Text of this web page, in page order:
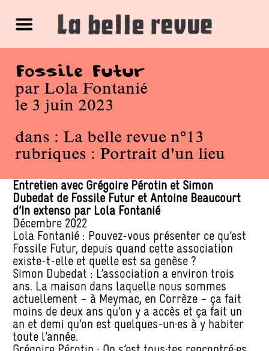
Fossile Futur
par Lola Fontanié
le 3 juin 2023
dans : La belle revue n°13
rubriques : Portrait d'un lieu
Entretien avec Grégoire Pérotin et Simon
Dubedat de Fossile Futur et Antoine Beaucourt
d’In extenso par Lola Fontanié
Décembre 2022
Lola Fontanié : Pouvez-vous présenter ce qu’est
Fossile Futur, depuis quand cette association
existe-t-elle et quelle est sa genèse ?
Simon Dubedat : L’association a environ trois
ans. La maison dans laquelle nous sommes
actuellement – à Meymac, en Corrèze – ça fait
moins de deux ans qu’on y a accès et ça fait un
an et demi qu’on est quelques-un·es à y habiter
toute l’année.